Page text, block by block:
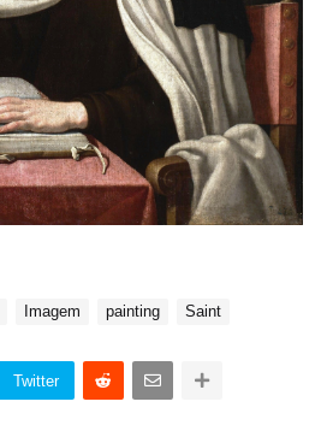
Imagem painting Saint
Twitter